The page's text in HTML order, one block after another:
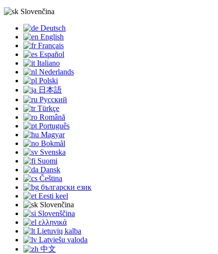
Slovenčina
Deutsch
English
Français
Español
Italiano
Nederlands
Polski
日本語
Русский
Türkçe
Română
Português
Magyar
Bokmål
Svenska
Suomi
Dansk
Čeština
български език
Eesti keel
Slovenčina
Slovenščina
ελληνικά
Lietuvių kalba
Latviešu valoda
中文